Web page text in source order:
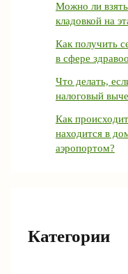
Можно ли
кладовкой на
Как получить
в сфере
Что делать,
налоговый
Как
находится в
аэропортом?
Категории